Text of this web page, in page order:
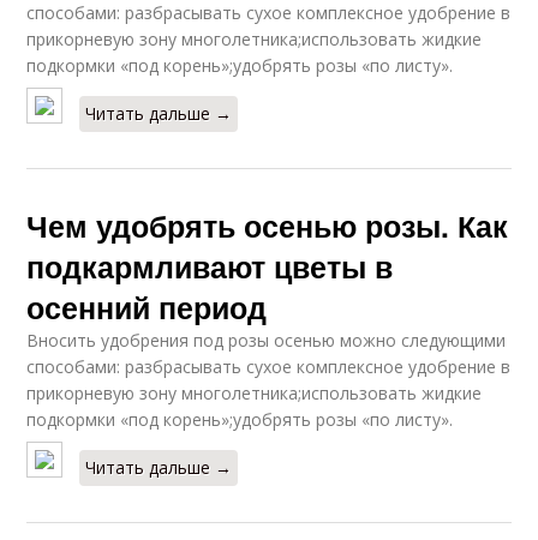
способами: разбрасывать сухое комплексное удобрение в
прикорневую зону многолетника;использовать жидкие
подкормки «под корень»;удобрять розы «по листу».
Читать дальше →
Чем удобрять осенью розы. Как
подкармливают цветы в
осенний период
Вносить удобрения под розы осенью можно следующими
способами: разбрасывать сухое комплексное удобрение в
прикорневую зону многолетника;использовать жидкие
подкормки «под корень»;удобрять розы «по листу».
Читать дальше →